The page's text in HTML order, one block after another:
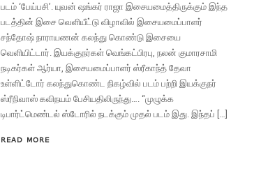
படம் ‘பேய்பசி’. யுவன் ஷங்கர் ராஜா இசையமைத்திருக்கும் இந்த
படத்தின் இசை வெளியீட்டு விழாவில் இசையமைப்பாளர்
சந்தோஷ் நாராயணன் கலந்து கொண்டு இசையை
வெளியிட்டார். இயக்குநர்கள் வெங்கட்பிரபு, நலன் குமாரசாமி
நடிகர்கள் ஆர்யா, இசையமைப்பாளர் ஸ்ரீகாந்த் தேவா
உள்ளிட்டோர் கலந்துகொண்ட நிகழ்வில் படம் பற்றி இயக்குநர்
ஸ்ரீநிவாஸ் கவிநயம் பேசியதிலிருந்து…. “முழுக்க
டிபார்ட்மெண்டல் ஸ்டோரில் நடக்கும் முதல் படம் இது. இந்தப் […]
READ MORE